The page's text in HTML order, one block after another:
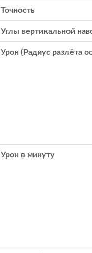
Точность
Углы вертикальной
Урон (Радиус разлёта
Урон в минуту